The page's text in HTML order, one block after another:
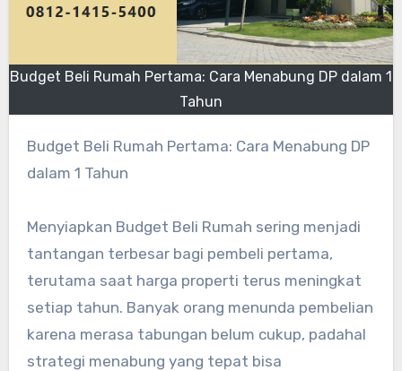
Budget Beli Rumah Pertama: Cara Menabung DP dalam 1
Tahun
Budget Beli Rumah Pertama: Cara Menabung DP
dalam 1 Tahun
Menyiapkan Budget Beli Rumah sering menjadi
tantangan terbesar bagi pembeli pertama,
terutama saat harga properti terus meningkat
setiap tahun. Banyak orang menunda pembelian
karena merasa tabungan belum cukup, padahal
strategi menabung yang tepat bisa